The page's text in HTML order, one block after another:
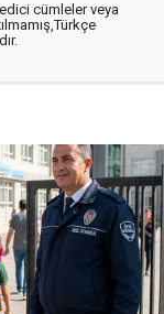
cümleler veya